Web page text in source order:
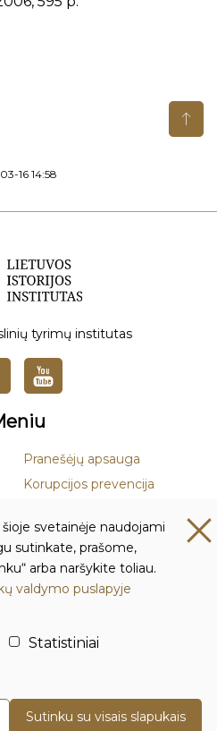
16 14:58
tyrimų institutas
Pranešėjų apsauga
Korupcijos prevencija
prevencija
ir rekvizitai
istorijos institutas
Vilnius, Lietuva
svetainėje naudojami
sutinkate, prašome,
arba naršykite toliau.
valdymo puslapyje
Statistiniai
Sutinku su visais slapukais